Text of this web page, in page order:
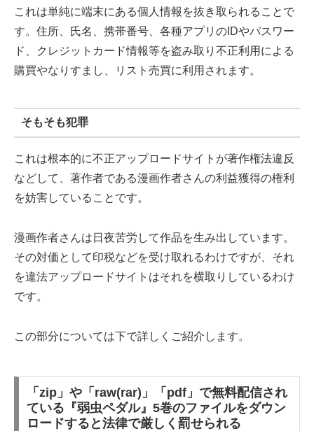
これは単純に端末にある個人情報を抜き取られることで
す。住所、氏名、携帯番号、各種アプリのIDやパスワー
ド、クレジットカード情報等を盗み取り不正利用による
購買やなりすまし、リスト売買に利用されます。
そもそも犯罪
これは根本的に不正アップロードサイトが著作権法違反
などして、著作者である漫画作者さんの利益獲得の権利
を妨害していることです。
漫画作者さんは日夜苦労して作品を生み出しています。
その対価として印税などを受け取れるわけですが、それ
を違法アップロードサイトはそれを横取りしているわけ
です。
この部分については下で詳しくご紹介します。
「zip」や「raw(rar)」「pdf」で無料配信され
ている『弱虫ペダル』5巻のファイルをダウン
ロードすると法律で厳しく罰せられる